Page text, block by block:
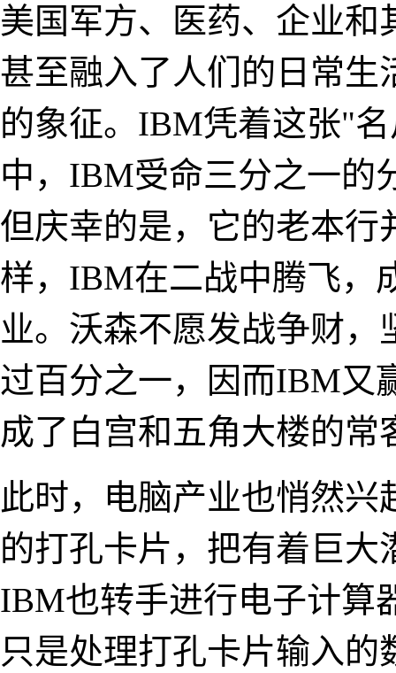
美国军方、医药、企业
甚至融入了人们的日常生
的象征。IBM凭着这张"
中，IBM受命三分之一的
但庆幸的是，它的老本行
样，IBM在二战中腾飞，
业。沃森不愿发战争财
过百分之一，因而IBM又
成了白宫和五角大楼的常
此时，电脑产业也悄然
的打孔卡片，把有着巨
IBM也转手进行电子计算
只是处理打孔卡片输入